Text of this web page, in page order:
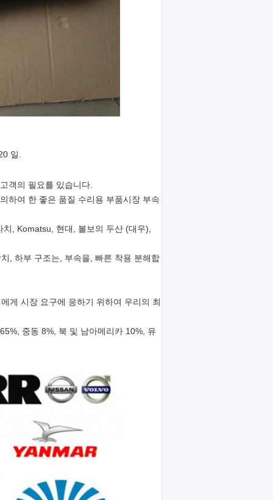
일.
객의 필요를 있습니다.
하여 한 좋은 품질 수리용 부품시장 부속
, Komatsu, 현대, 볼보의 두산 (대우),
, 하부 구조는, 부속을, 빠른 착용 분해합
게 시장 요구에 응하기 위하여 우리의 최
중동 8%, 북 및 남아메리카 10%, 유